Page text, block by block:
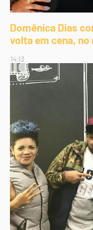
Domênica Dias
volta em cena,
14:13